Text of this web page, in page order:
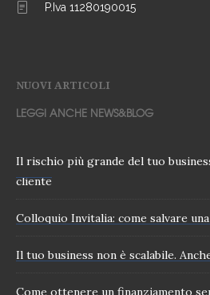
P.Iva 11280190015
NUOVI ARTICOLI
LEGGI ANCHE NEWS&BLOG
Il rischio più grande del tuo
cliente
Colloquio Invitalia: come salvare
Il tuo business non è scalabile.
Come ottenere un finanziamento